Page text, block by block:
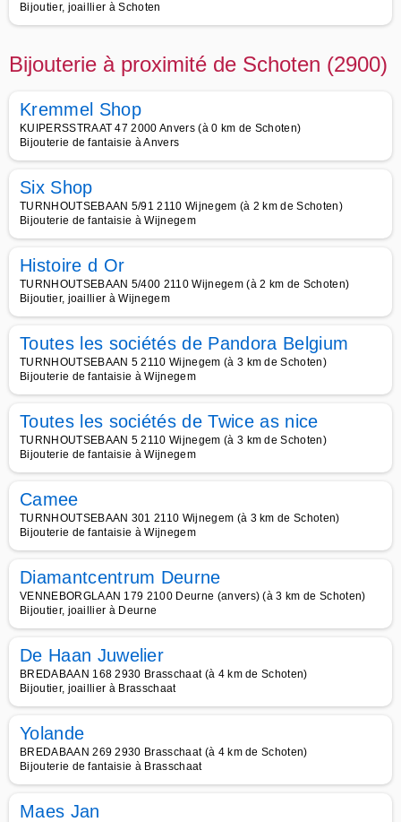
Bijoutier, joaillier à Schoten
Bijouterie à proximité de Schoten (2900)
Kremmel Shop
KUIPERSSTRAAT 47 2000 Anvers (à 0 km de Schoten)
Bijouterie de fantaisie à Anvers
Six Shop
TURNHOUTSEBAAN 5/91 2110 Wijnegem (à 2 km de Schoten)
Bijouterie de fantaisie à Wijnegem
Histoire d Or
TURNHOUTSEBAAN 5/400 2110 Wijnegem (à 2 km de Schoten)
Bijoutier, joaillier à Wijnegem
Toutes les sociétés de Pandora Belgium
TURNHOUTSEBAAN 5 2110 Wijnegem (à 3 km de Schoten)
Bijouterie de fantaisie à Wijnegem
Toutes les sociétés de Twice as nice
TURNHOUTSEBAAN 5 2110 Wijnegem (à 3 km de Schoten)
Bijouterie de fantaisie à Wijnegem
Camee
TURNHOUTSEBAAN 301 2110 Wijnegem (à 3 km de Schoten)
Bijouterie de fantaisie à Wijnegem
Diamantcentrum Deurne
VENNEBORGLAAN 179 2100 Deurne (anvers) (à 3 km de Schoten)
Bijoutier, joaillier à Deurne
De Haan Juwelier
BREDABAAN 168 2930 Brasschaat (à 4 km de Schoten)
Bijoutier, joaillier à Brasschaat
Yolande
BREDABAAN 269 2930 Brasschaat (à 4 km de Schoten)
Bijouterie de fantaisie à Brasschaat
Maes Jan